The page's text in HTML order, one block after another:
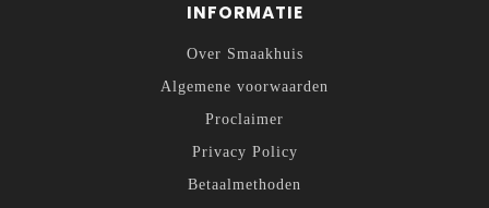
INFORMATIE
Over Smaakhuis
Algemene voorwaarden
Proclaimer
Privacy Policy
Betaalmethoden